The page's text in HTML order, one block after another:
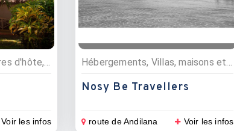
Hébergements, Chambres d'hôte, Maisons d’hôtes
Voir les infos
Hébergements, Villas, maisons et appartements, Chambres d'hôte
Nosy Be Travellers
route de Andilana Voir les infos